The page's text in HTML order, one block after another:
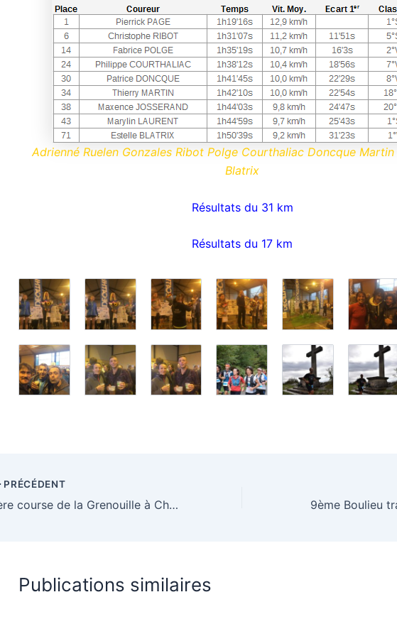
Adrienné Ruelen Gonzales Ribot Polge Courthaliac Doncque
Blatrix
Résultats du 31 km
Résultats du 17 km
PRÉCÉDENT
1ère course de la Grenouille à Chalamont 9ème Boulieu
Publications similaires